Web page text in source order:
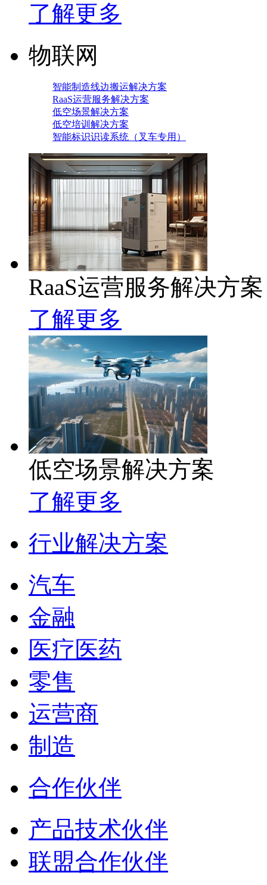
了解更多
物联网
智能制造线边搬运解决方案
RaaS运营服务解决方案
低空场景解决方案
低空培训解决方案
智能标识识读系统（叉车专用）
RaaS运营服务解决方案
了解更多
低空场景解决方案
了解更多
行业解决方案
汽车
金融
医疗医药
零售
运营商
制造
合作伙伴
产品技术伙伴
联盟合作伙伴